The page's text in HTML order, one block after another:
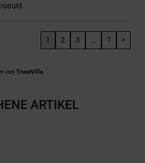
1 2 3 ... 7 >
von TrustVille
ARTIKEL